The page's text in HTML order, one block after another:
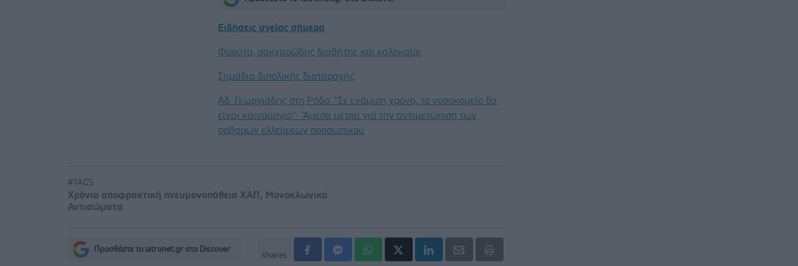
Ειδήσεις υγείας σήμερα
Φρούτα, σακχαρώδης διαβήτης και καλοκαίρι
Σημάδια διπολικής διαταραχής
Αδ. Γεωργιάδης στη Ρόδο: ''Σε ενάμιση χρόνο, το νοσοκομείο θα
είναι καινούργιο''- 'Αμεσα μέτρα για την αντιμετώπιση των
σοβαρών ελλείψεων προσωπικού
#TAGS
Χρόνια αποφρακτική πνευμονοπάθεια ΧΑΠ ,
Μονοκλωνικά
Αντισώματα
Προσθέστε το iatronet.gr στο Discover
shares